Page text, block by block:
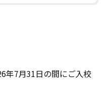
年7月31日の間にご入校